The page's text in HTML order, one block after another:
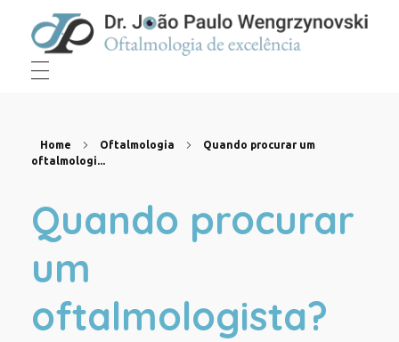
Dr João Paulo Wengrzynovski
Oftalmologista em Curitiba
Home Oftalmologia
Quando procurar um
oftalmologi...
Quando procurar
um
oftalmologista?